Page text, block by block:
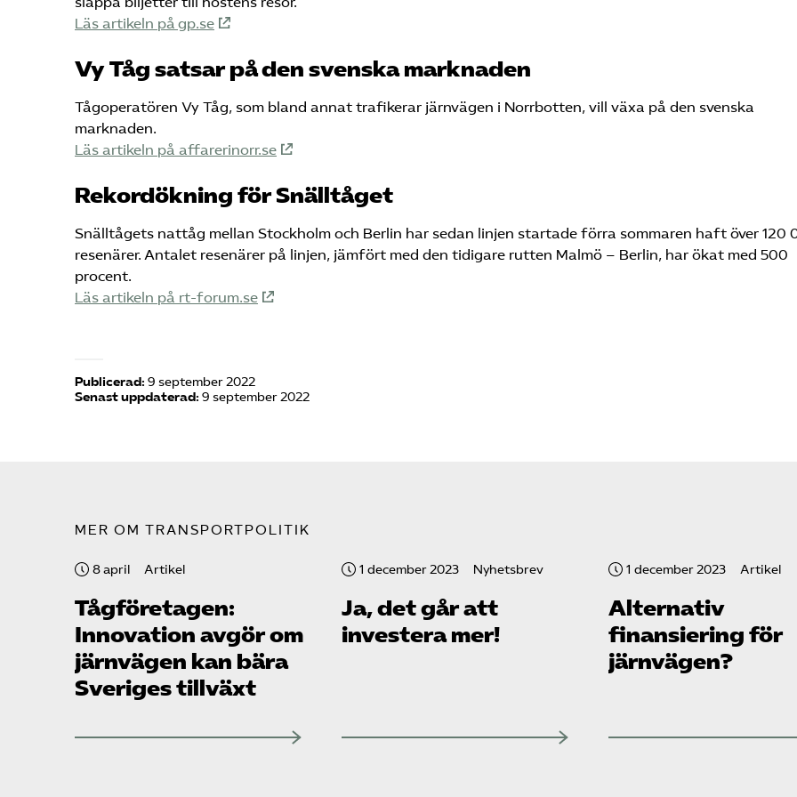
Läs artikeln på gp.se
Vy Tåg satsar på den svenska marknaden
Tågoperatören Vy Tåg, som bland annat trafikerar järnvägen i Norrbotten, vill växa på den svenska
marknaden.
Läs artikeln på affarerinorr.se
Rekordökning för Snälltåget
Snälltågets nattåg mellan Stockholm och Berlin har sedan linjen startade förra sommaren haft över 120
resenärer. Antalet resenärer på linjen, jämfört med den tidigare rutten Malmö – Berlin, har ökat med 500
procent.
Läs artikeln på rt-forum.se
Publicerad: 9 september 2022
Senast uppdaterad: 9 september 2022
MER OM TRANSPORTPOLITIK
8 april Artikel
Tåg­företagen:
Innovation avgör om
järnvägen kan bära
Sveriges tillväxt
1 december 2023 Nyhetsbrev
Ja, det går att
investera mer!
1 december 2023 Artikel
Alternativ
finansiering för
järnvägen?